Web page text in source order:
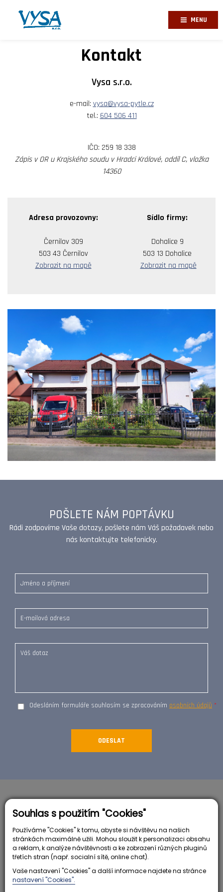
Souhlas s použitím "Cookies"
Používáme "Cookies" k tomu, abyste si návštěvu na našich
stránkách maximálně užili. Mohou sloužit k personalizaci obsahu
a reklam, k analýze návštěvnosti a ke zobrazení různých pluginů
třetích stran (např. socialní sítě, online chat).
Vaše nastavení "Cookies" a další informace najdete na stránce
nastavení "Cookies".
MENU
Kontakt
Vysa s.r.o.
e-mail: vysa@vysa-pytle.cz
tel.: 604 506 411
IČO: 259 18 338
Zápis v OR u Krajského soudu v Hradci Králové, oddíl C, vložka
14360
Adresa provozovny:
Černilov 309
503 43 Černilov
Zobrazit na mapě
Sídlo firmy:
Dohalice 9
503 13 Dohalice
Zobrazit na mapě
POŠLETE NÁM POPTÁVKU
Rádi zodpovíme Vaše dotazy, pošlete nám Váš požadavek nebo
nás kontaktujte telefonicky.
Odesláním formuláře souhlasím se zpracováním osobních údajů
Nastavit cookies